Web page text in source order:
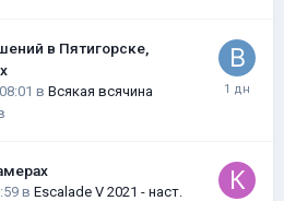
в Пятигорске,
в Всякая всячина
в Escalade V 2021 - наст.